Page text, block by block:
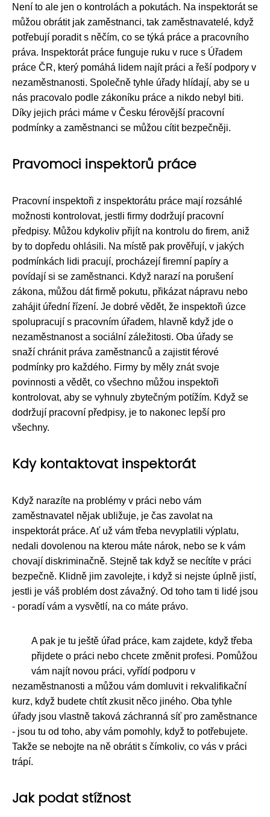
Není to ale jen o kontrolách a pokutách. Na inspektorát se
můžou obrátit jak zaměstnanci, tak zaměstnavatelé, když
potřebují poradit s něčím, co se týká práce a pracovního
práva. Inspektorát práce funguje ruku v ruce s Úřadem
práce ČR, který pomáhá lidem najít práci a řeší podpory v
nezaměstnanosti. Společně tyhle úřady hlídají, aby se u
nás pracovalo podle zákoníku práce a nikdo nebyl biti.
Díky jejich práci máme v Česku férovější pracovní
podmínky a zaměstnanci se můžou cítit bezpečněji.
Pravomoci inspektorů práce
Pracovní inspektoři z inspektorátu práce mají rozsáhlé
možnosti kontrolovat, jestli firmy dodržují pracovní
předpisy. Můžou kdykoliv přijít na kontrolu do firem, aniž
by to dopředu ohlásili. Na místě pak prověřují, v jakých
podmínkách lidi pracují, procházejí firemní papíry a
povídají si se zaměstnanci. Když narazí na porušení
zákona, můžou dát firmě pokutu, přikázat nápravu nebo
zahájit úřední řízení. Je dobré vědět, že inspektoři úzce
spolupracují s pracovním úřadem, hlavně když jde o
nezaměstnanost a sociální záležitosti. Oba úřady se
snaží chránit práva zaměstnanců a zajistit férové
podmínky pro každého. Firmy by měly znát svoje
povinnosti a vědět, co všechno můžou inspektoři
kontrolovat, aby se vyhnuly zbytečným potížím. Když se
dodržují pracovní předpisy, je to nakonec lepší pro
všechny.
Kdy kontaktovat inspektorát
Když narazíte na problémy v práci nebo vám
zaměstnavatel nějak ubližuje, je čas zavolat na
inspektorát práce. Ať už vám třeba nevyplatili výplatu,
nedali dovolenou na kterou máte nárok, nebo se k vám
chovají diskriminačně. Stejně tak když se necítíte v práci
bezpečně. Klidně jim zavolejte, i když si nejste úplně jistí,
jestli je váš problém dost závažný. Od toho tam ti lidé jsou
- poradí vám a vysvětlí, na co máte právo.
A pak je tu ještě úřad práce, kam zajdete, když třeba
přijdete o práci nebo chcete změnit profesi. Pomůžou
vám najít novou práci, vyřídí podporu v
nezaměstnanosti a můžou vám domluvit i rekvalifikační
kurz, když budete chtít zkusit něco jiného. Oba tyhle
úřady jsou vlastně taková záchranná síť pro zaměstnance
- jsou tu od toho, aby vám pomohly, když to potřebujete.
Takže se nebojte na ně obrátit s čímkoliv, co vás v práci
trápí.
Jak podat stížnost